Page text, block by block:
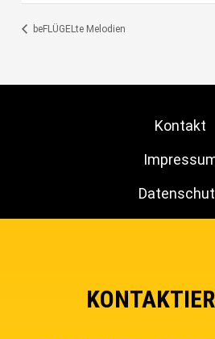
beFLÜGELte Melodien
Kontakt